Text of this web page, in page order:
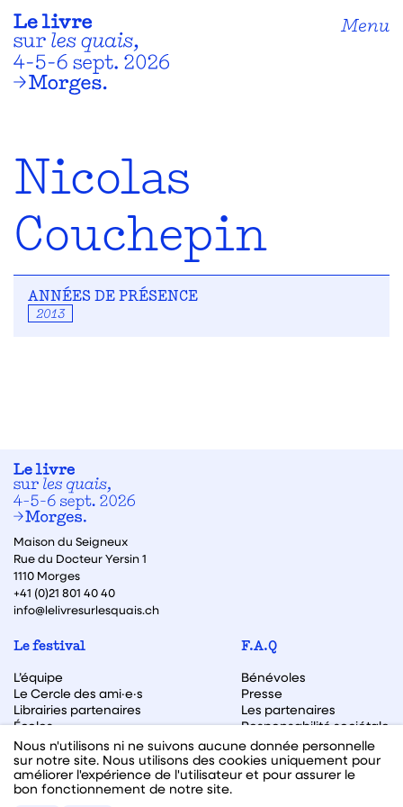
Menu
Nicolas
Couchepin
ANNÉES DE PRÉSENCE
2013
Maison du Seigneux
Rue du Docteur Yersin 1
1110 Morges
+41 (0)21 801 40 40
info@lelivresurlesquais.ch
Le festival
L’équipe
Le Cercle des ami·e·s
Librairies partenaires
Écoles
F.A.Q
Bénévoles
Presse
Les partenaires
Responsabilité sociétale
Archive des éditions
Archive des autrices et auteurs
Nous n'utilisons ni ne suivons aucune donnée personnelle
sur notre site. Nous utilisons des cookies uniquement pour
améliorer l'expérience de l'utilisateur et pour assurer le
bon fonctionnement de notre site.